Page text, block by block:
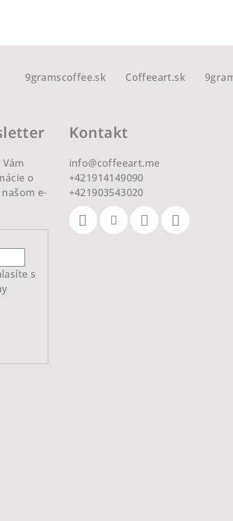
9gramscoffee.sk Coffeeart.sk
o
e-
s
Kontakt
info@coffeeart.me
+421914149090
+421903543020